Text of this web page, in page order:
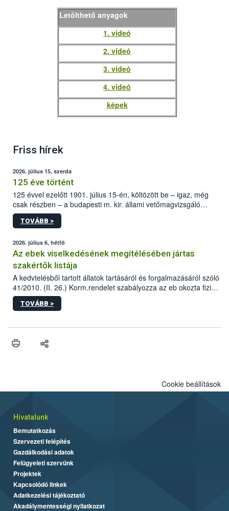
Letölthető anyagok
1. videó
2. videó
3. videó
4. videó
képek
Friss hírek
2026. július 15, szerda
125 éve történt
125 évvel ezelőtt 1901. július 15-én, költözött be – igaz, még
csak részben – a budapesti m. kir. állami vetőmagvizsgáló
állomás a Kis Rókus utca 15. szám alatti, Czigler Győző által
tervezett új épületébe.
TOVÁBB >
2026. július 6, hétfő
Az ebek viselkedésének megítélésében jártas
szakértők listája
A kedvtelésből tartott állatok tartásáról és forgalmazásáról szóló
41/2010. (II. 26.) Korm.rendelet szabályozza az eb okozta fizikai
sérülés, illetve ennek veszélye keletkezésekor felmerülő
hatósági feladatokat, valamint a veszélyes eb tartását és annak
vonni az ebek viselkedésének megítélésében jártas szakértőt.
TOVÁBB >
Cookie beállítások
Hivatalunk
Bemutatkozás
Szervezeti felépítés
Gazdálkodási adatok
Felügyeleti szervünk
Projektek
Kapcsolódó linkek
Adatkezelési tájékoztató
Akadálymentességi nyilatkozat